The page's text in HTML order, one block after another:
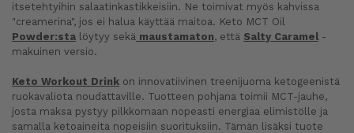
itsetehtyihin salaatinkastikkeisiin. Ne toimivat myös kahvissa
"creamerina", jos ei halua käyttää maitoa. Keto MCT Oil
Powder:sta löytyy sekä maustamaton, että Salty Caramel -
makuinen versio.
Keto Workout Drink on innovatiivinen treenijuoma ketogeenistä
ruokavaliota noudattaville. Tuotteen pohjana toimii MCT-jauhe,
josta maksa pystyy pilkkomaan nopeasti energiaa elimistölle ja
samalla ketoaineita nopeisiin suorituksiin. Tämän lisäksi tuote